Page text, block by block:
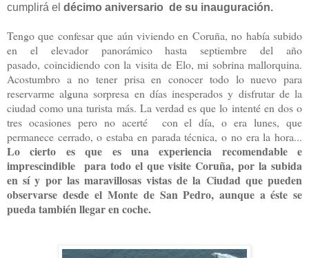
cumplirá el décimo aniversario de su inauguración.
Tengo que confesar que aún viviendo en Coruña, no había subido
en el elevador panorámico hasta septiembre del año
pasado, coincidiendo con la visita de Elo, mi sobrina mallorquina.
Acostumbro a no tener prisa en conocer todo lo nuevo para
reservarme alguna sorpresa en días inesperados y disfrutar de la
ciudadcomo una turista más. La verdad es que lo intenté en dos o
tres ocasiones pero no acerté
con el día, o era lunes, que
permanece cerrado,o estaba en parada técnica, o no era la hora...
Lo cierto es que es una experiencia recomendable e
imprescindible para todo el que visite Coruña, por la subida
en sí y por las maravillosas vistas de la Ciudad que pueden
observarse desdeel Monte de San Pedro, aunque a éste se
pueda también llegar en coche.